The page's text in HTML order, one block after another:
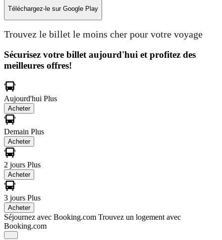
Téléchargez-le sur Google Play
Trouvez le billet le moins cher pour votre voyage
Sécurisez votre billet aujourd'hui et profitez des
meilleures offres!
Aujourd'hui Plus
Acheter
Demain Plus
Acheter
2 jours Plus
Acheter
3 jours Plus
Acheter
Séjournez avec Booking.com Trouvez un logement avec
Booking.com